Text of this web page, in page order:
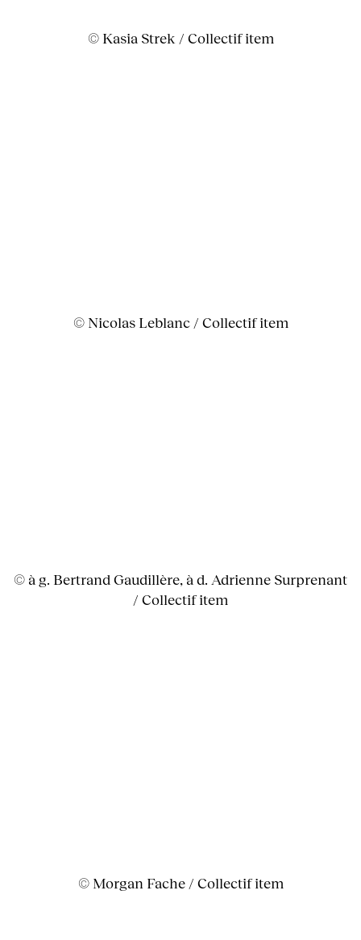
© Kasia Strek / Collectif item
© Nicolas Leblanc / Collectif item
© à g. Bertrand Gaudillère, à d. Adrienne Surprenant
/ Collectif item
© Morgan Fache / Collectif item